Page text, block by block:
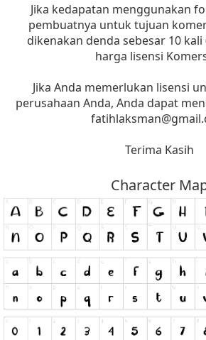
Jika kedapatan menggunakan
pembuatnya untuk tujuan
dikenakan denda sebesar 10 kali
harga lisensi
Jika Anda memerlukan lisensi
perusahaan Anda, Anda dapat
Terima Kasih
Character